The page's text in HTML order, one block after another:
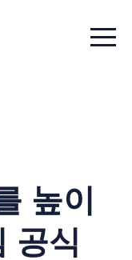
Menu
높이
공식